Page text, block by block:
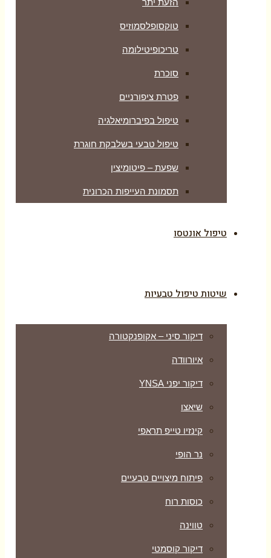
הזעת יתר
טוקסופלסמוזיס
טריכופיטילומה
סוכרת
פטרת ציפורניים
טיפול בפיברומיאלגיה
טיפול טבעי בשלבקת חוגרת
שפעת – פיטומיצין
תסמונת העייפות הכרונית
טיפול אונטסו
שיטות טיפול טבעיות
דיקור סיני – אקופנקטורה
איורוודה
דיקור יפני YNSA
שיאצו
קינזיו טייפ תראפי
נר הופי
פיתוח מיצויים טבעיים
כוסות רוח
טווינה
דיקור קוסמטי